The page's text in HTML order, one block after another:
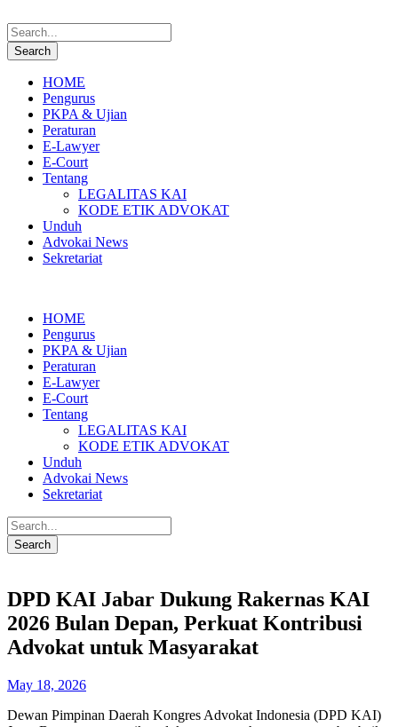
HOME
Pengurus
PKPA & Ujian
Peraturan
E-Lawyer
E-Court
Tentang
LEGALITAS KAI
KODE ETIK ADVOKAT
Unduh
Advokai News
Sekretariat
HOME
Pengurus
PKPA & Ujian
Peraturan
E-Lawyer
E-Court
Tentang
LEGALITAS KAI
KODE ETIK ADVOKAT
Unduh
Advokai News
Sekretariat
DPD KAI Jabar Dukung Rakernas KAI
2026 Bulan Depan, Perkuat Kontribusi
Advokat untuk Masyarakat
May 18, 2026
Dewan Pimpinan Daerah Kongres Advokat Indonesia (DPD KAI)